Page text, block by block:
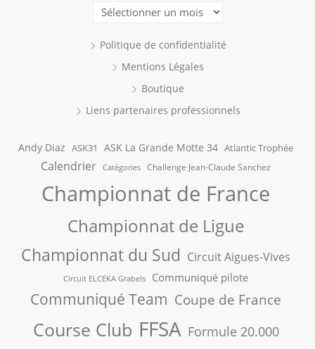
Archives
Politique de confidentialité
Mentions Légales
Boutique
Liens partenaires professionnels
Andy Diaz ASK31 ASK La Grande Motte 34 Atlantic Trophée
Calendrier Catégories Challenge Jean-Claude Sanchez
Championnat de France
Championnat de Ligue
Championnat du Sud Circuit Aigues-Vives
Circuit ELCEKA Grabels Communiqué pilote
Communiqué Team Coupe de France
Course Club FFSA Formule 20.000